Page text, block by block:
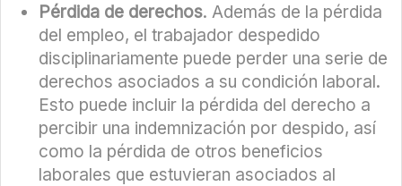
Pérdida de derechos. Además de la pérdida
del empleo, el trabajador despedido
disciplinariamente puede perder una serie de
derechos asociados a su condición laboral.
Esto puede incluir la pérdida del derecho a
percibir una indemnización por despido, así
como la pérdida de otros beneficios
laborales que estuvieran asociados al